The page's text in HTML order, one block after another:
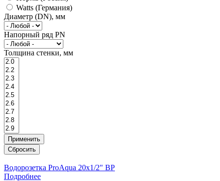
Watts (Германия)
Диаметр (DN), мм
Напорный ряд PN
Толщина стенки, мм
Водорозетка ProAqua 20х1/2" ВР
Подробнее